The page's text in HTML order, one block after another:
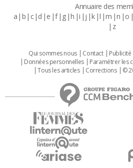
Annuaire des
a b c d e f g h i j k l m n o
z
Qui sommes nous Contact Publicité
Données personnelles
Paramétrer les
Tous les articles
Corrections ©